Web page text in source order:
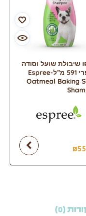
שיבולת שועל וסודה
אספרי 591 מ”ל-Espree
Oatmeal Baking
₪55
(0)